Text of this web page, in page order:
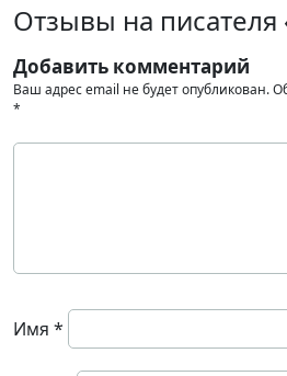
Отзывы на
Добавить комментарий
Ваш адрес email не будет опубликован.
*
Имя *